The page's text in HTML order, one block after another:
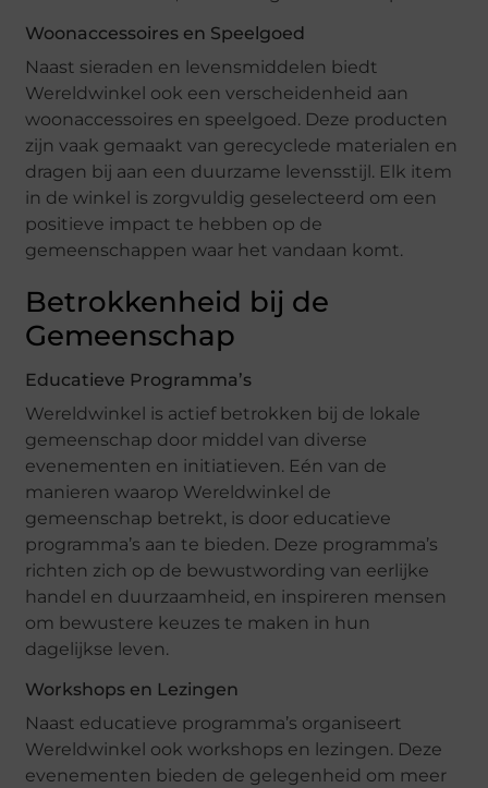
Woonaccessoires en Speelgoed
Naast sieraden en levensmiddelen biedt
Wereldwinkel ook een verscheidenheid aan
woonaccessoires en speelgoed. Deze producten
zijn vaak gemaakt van gerecyclede materialen en
dragen bij aan een duurzame levensstijl. Elk item
in de winkel is zorgvuldig geselecteerd om een
positieve impact te hebben op de
gemeenschappen waar het vandaan komt.
Betrokkenheid bij de
Gemeenschap
Educatieve Programma’s
Wereldwinkel is actief betrokken bij de lokale
gemeenschap door middel van diverse
evenementen en initiatieven. Eén van de
manieren waarop Wereldwinkel de
gemeenschap betrekt, is door educatieve
programma’s aan te bieden. Deze programma’s
richten zich op de bewustwording van eerlijke
handel en duurzaamheid, en inspireren mensen
om bewustere keuzes te maken in hun
dagelijkse leven.
Workshops en Lezingen
Naast educatieve programma’s organiseert
Wereldwinkel ook workshops en lezingen. Deze
evenementen bieden de gelegenheid om meer